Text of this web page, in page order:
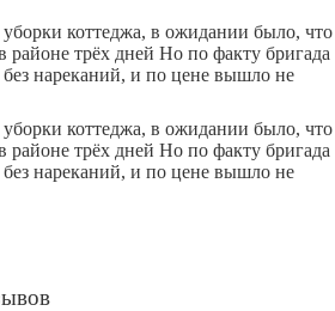
уборки коттеджа, в ожидании было, что
районе трёх дней Но по факту бригада
без нареканий, и по цене вышло не
уборки коттеджа, в ожидании было, что
районе трёх дней Но по факту бригада
без нареканий, и по цене вышло не